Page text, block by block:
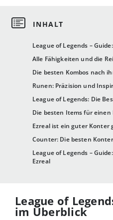
League of Legends –
Alle Fähigkeiten und die
Die besten Kombos nach
Runen: Präzision und
League of Legends: Die
Die besten Items für einen
Ezreal ist ein guter Konter
Counter: Die besten
League of Legends –
Ezreal
League of
im Überblick